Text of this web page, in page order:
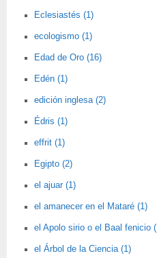
Eclesiastés (1)
ecologismo (1)
Edad de Oro (16)
Edén (1)
edición inglesa (2)
Édris (1)
effrit (1)
Egipto (2)
el ajuar (1)
el amanecer en el Mataré (1)
el Apolo sirio o el Baal fenicio
el Árbol de la Ciencia (1)